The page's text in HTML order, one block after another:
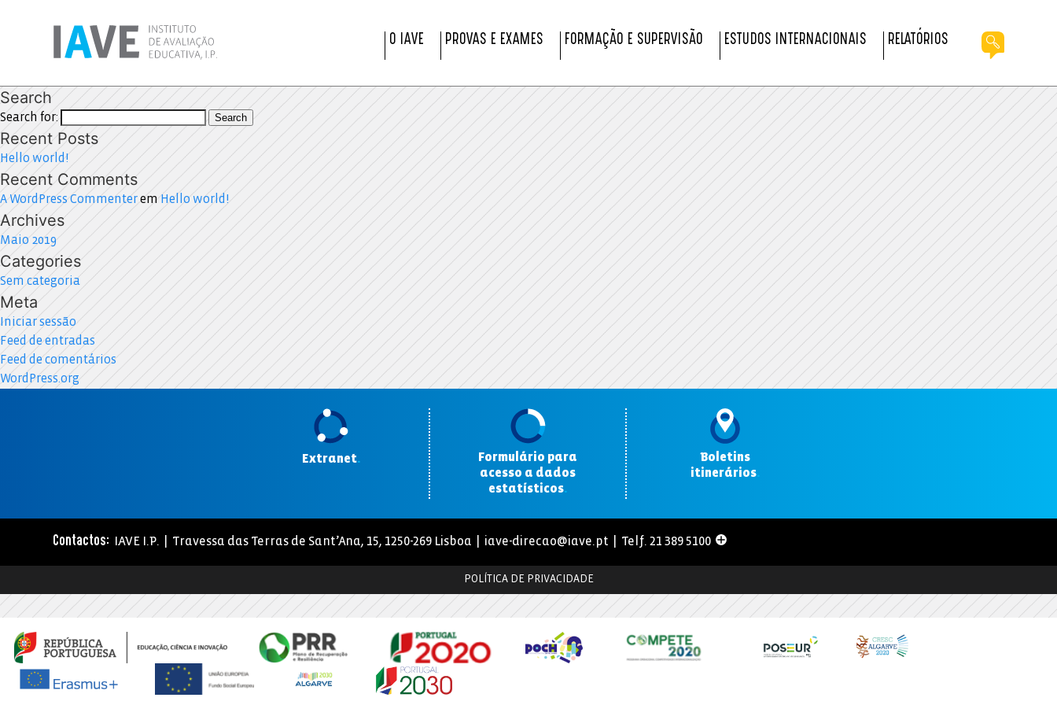
O IAVE PROVAS E EXAMES FORMAÇÃO E SUPERVISÃO ESTUDOS INTERNACIONAIS RELATÓRIOS
Search
Search for: Search
Recent Posts
Hello world!
Recent Comments
A WordPress Commenterem Hello world!
Archives
Maio 2019
Categories
Sem categoria
Meta
Iniciar sessão
Feed de entradas
Feed de comentários
WordPress.org
Extranet.
Formulário para
acesso a dados
estatísticos.
Boletins
itinerários.
Contactos: IAVE I.P. | Travessa das Terras de Sant’Ana, 15, 1250-269 Lisboa | iave-direcao@iave.pt | Telf. 21 389 5100
POLÍTICA DE PRIVACIDADE